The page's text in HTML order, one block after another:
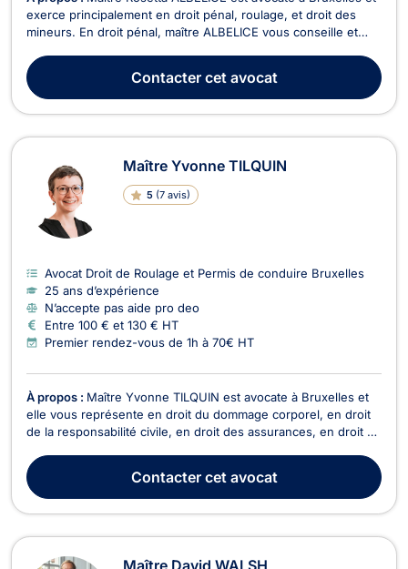
exerce principalement en droit pénal, roulage, et droit des
mineurs. En droit pénal, maître ALBELICE vous conseille et
d’infraction contre les biens d’autrui. Il peut s’agir de fraude
informatique, d’usage de faux, d...
Contactercet avocat
Maître Yvonne TILQUIN
5 (7 avis)
Avocat Droit de Roulage et Permis de conduire Bruxelles
25 ans d’expérience
N’accepte pas aide pro deo
Entre 100 € et 130 € HT
Premier rendez-vous de 1h à 70€ HT
À propos : Maître Yvonne TILQUIN est avocate à Bruxelles et
elle vous représente en droit du dommage corporel, en droit
de la responsabilité civile, en droit des assurances, en droit du
exerce en droit du dommage corporel en cas de blessures ou
préjudices subis si vous avez ét...
Contactercet avocat
Maître David WALSH